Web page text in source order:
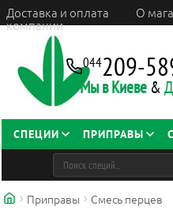
Доставка и оплата О
компании
044209-
Мы в Киеве &
СПЕЦИИ ПРИПРАВЫ
Приправы Смесь перцев